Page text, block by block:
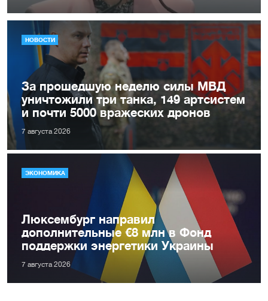
НОВОСТИ
За прошедшую неделю силы МВД
уничтожили три танка, 149 артсистем
и почти 5000 вражеских дронов
7 августа 2026
ЭКОНОМИКА
Люксембург направил
дополнительные €8 млн в Фонд
поддержки энергетики Украины
7 августа 2026